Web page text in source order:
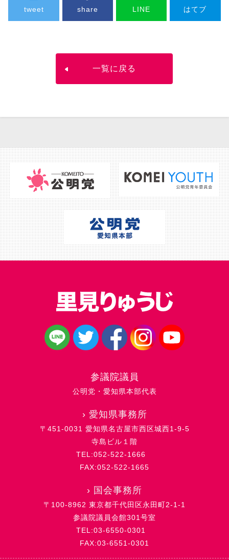
tweet share LINE はてブ
一覧に戻る
参議院議員
公明党・愛知県本部代表
› 愛知県事務所
〒451-0031 愛知県名古屋市西区城西1-9-5
寺島ビル１階
TEL:052-522-1666
FAX:052-522-1665
› 国会事務所
〒100-8962 東京都千代田区永田町2-1-1
参議院議員会館301号室
TEL:03-6550-0301
FAX:03-6551-0301